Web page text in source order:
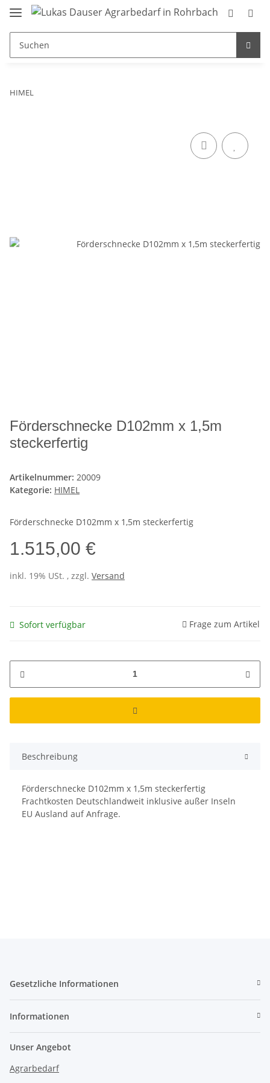
HIMEL
Förderschnecke D102mm x 1,5m
steckerfertig
Artikelnummer: 20009
Kategorie: HIMEL
Förderschnecke D102mm x 1,5m steckerfertig
1.515,00 €
inkl. 19% USt. , zzgl. Versand
Sofort verfügbar Frage zum Artikel
Beschreibung
Förderschnecke D102mm x 1,5m steckerfertig
Frachtkosten Deutschlandweit inklusive außer Inseln
EU Ausland auf Anfrage.
Gesetzliche Informationen
Informationen
Unser Angebot
Agrarbedarf